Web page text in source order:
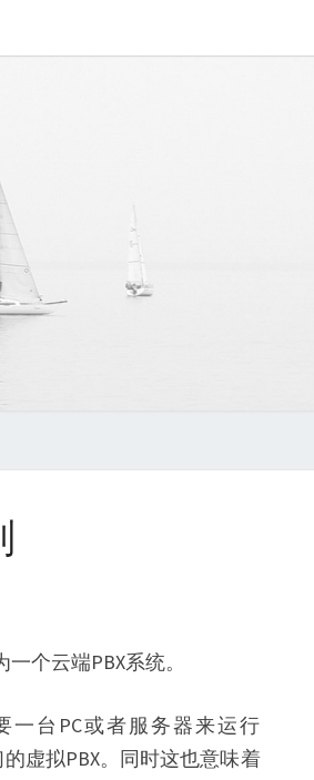
讨论
MYVOIPAPP
产品的点点滴
滴，推动中国
个云端PBX系统。
台PC或者服务器来运行
虚拟PBX。同时这也意味着